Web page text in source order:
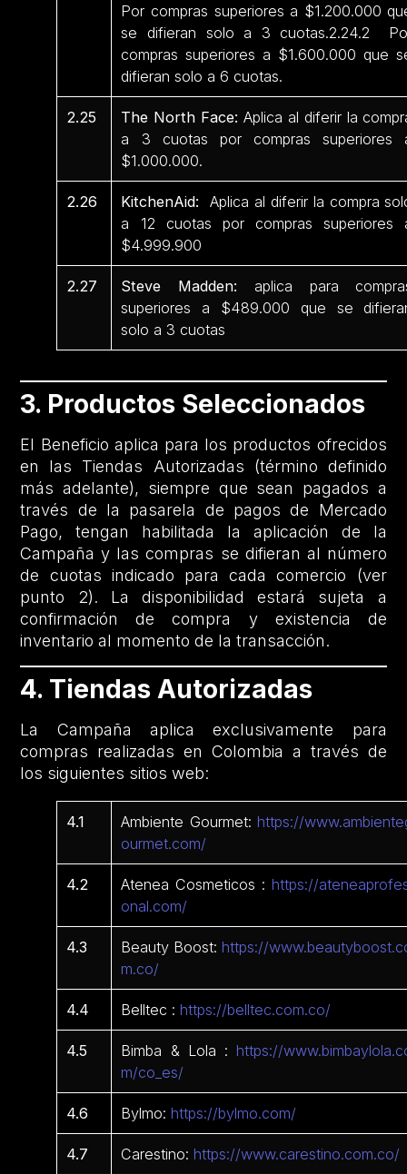
Por compras superiores a $1.200.000
se difieran solo a 3 cuotas.2.24.2
compras superiores a $1.600.000 que
difieran solo a 6 cuotas.
2.25 The North Face: Aplica al diferir la
a 3 cuotas por compras superiores
$1.000.000.
2.26 KitchenAid:Aplica al diferir la compra
a 12 cuotas por compras superiores
$4.999.900
2.27 Steve Madden: aplica para
superiores a $489.000 que se
solo a 3 cuotas
3. Productos Seleccionados
El Beneficio aplica para los productos ofrecidos
en las Tiendas Autorizadas (término definido
más adelante), siempre que sean pagados a
través de la pasarela de pagos de Mercado
Pago, tengan habilitada la aplicación de la
Campaña y las compras se difieran al número
de cuotas indicado para cada comercio (ver
punto 2). La disponibilidad estará sujeta a
confirmación de compra y existencia de
inventario al momento de la transacción.
4. Tiendas Autorizadas
La Campaña aplica exclusivamente para
compras realizadas en Colombia a través de
los siguientes sitios web:
4.1 Ambiente Gourmet:https://
ourmet.com/
4.2 Atenea Cosmeticos :https://
onal.com/
4.3 Beauty Boost:https://
m.co/
4.4 Belltec :https://belltec.com.co/
4.5 Bimba & Lola :https://
m/co_es/
4.6 Bylmo:https://bylmo.com/
4.7 Carestino:https://www.carestino.com.co/